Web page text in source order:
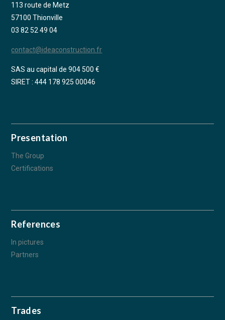
113 route de Metz
57100 Thionville
03 82 52 49 04
contact@ideaconstruction.fr
SAS au capital de 904 500 €
SIRET : 444 178 925 00046
Presentation
The Group
Certifications
References
In pictures
Partners
Trades